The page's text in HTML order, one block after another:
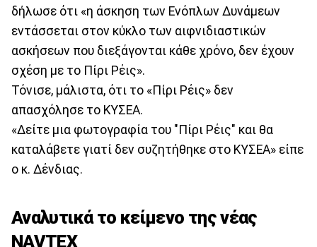
δήλωσε ότι «η άσκηση των Ενόπλων Δυνάμεων
εντάσσεται στον κύκλο των αιφνιδιαστικών
ασκήσεων που διεξάγονται κάθε χρόνο, δεν έχουν
σχέση με το Πίρι Ρέις».
Τόνισε, μάλιστα, ότι το «Πίρι Ρέις» δεν
απασχόλησε το ΚΥΣΕΑ.
«Δείτε μια φωτογραφία του "Πίρι Ρέις" και θα
καταλάβετε γιατί δεν συζητήθηκε στο ΚΥΣΕΑ» είπε
ο κ. Δένδιας.
Αναλυτικά το κείμενο της νέας
NAVTEX